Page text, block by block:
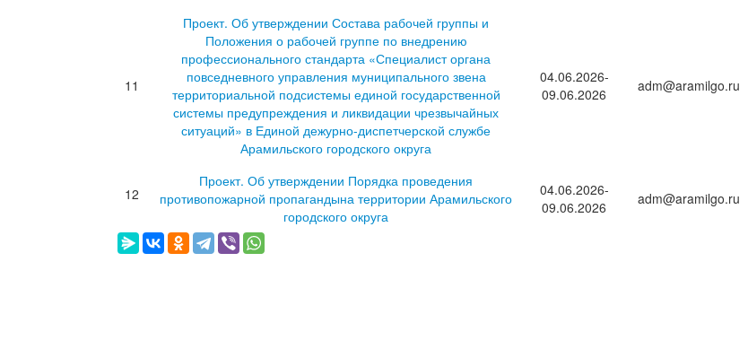
11
Проект. Об утверждении Состава рабочей группы и
Положения о рабочей группе по внедрению
профессионального стандарта «Специалист органа
повседневного управления муниципального звена
территориальной подсистемы единой государственной
системы предупреждения и ликвидации чрезвычайных
ситуаций» в Единой дежурно-диспетчерской службе
Арамильского городского округа
04.06.2026-
09.06.2026
adm@aramilgo.ru
12
Проект. Об утверждении Порядка проведения
противопожарной пропагандына территории Арамильского
городского округа
04.06.2026-
09.06.2026
adm@aramilgo.ru